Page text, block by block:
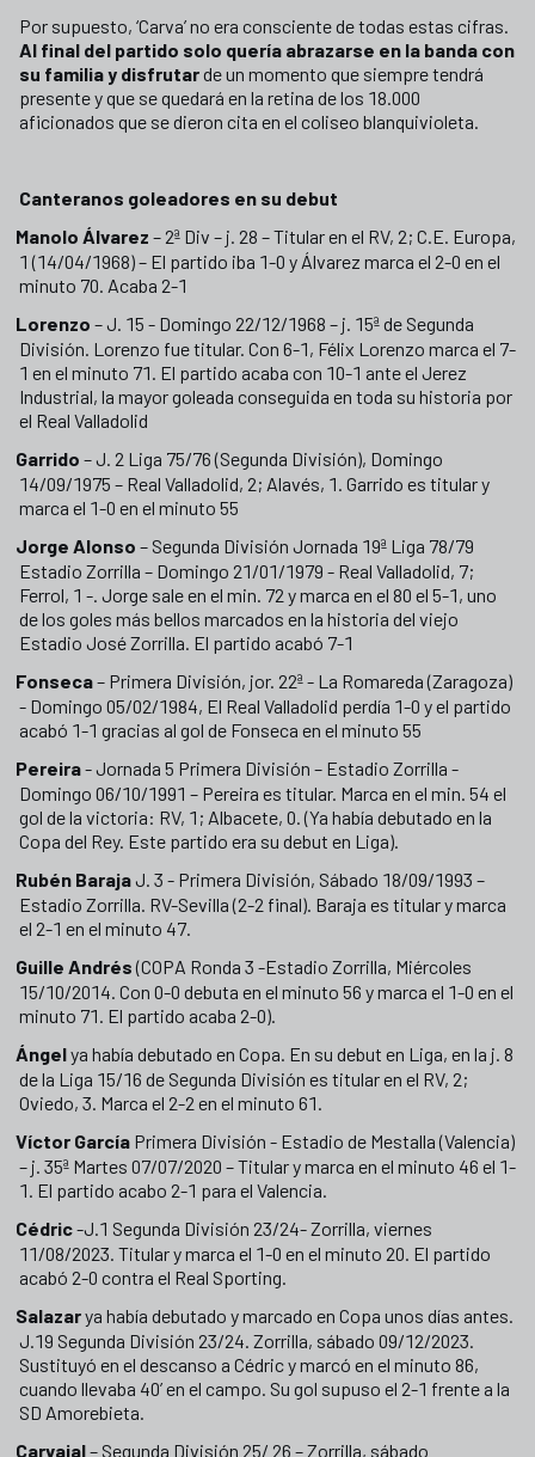
Por supuesto, ‘Carva’ no era consciente de todas estas cifras.
Al final del partido solo quería abrazarse en la banda con
su familia y disfrutarde un momento que siempre tendrá
presente y que se quedará en la retina de los 18.000
aficionados que se dieron cita en el coliseo blanquivioleta.
Canteranos goleadores en su debut
Manolo Álvarez – 2ª Div – j. 28 – Titular en el RV, 2; C.E. Europa,
1 (14/04/1968) – El partido iba 1-0 y Álvarez marca el 2-0 en el
minuto 70. Acaba 2-1
Lorenzo – ­J. 15 - Domingo 22/12/1968 – j. 15ª de Segunda
División. Lorenzo fue titular. Con 6-1, Félix Lorenzo marca el 7-
1 en el minuto 71. El partido acaba con 10-1 ante el Jerez
Industrial, la mayor goleada conseguida en toda su historia por
el Real Valladolid
Garrido – J. 2 Liga 75/76 (Segunda División), Domingo
14/09/1975 – Real Valladolid, 2; Alavés, 1. Garrido es titular y
marca el 1-0 en el minuto 55
Jorge Alonso – Segunda División Jornada 19ª Liga 78/79
Estadio Zorrilla – Domingo 21/01/1979 - Real Valladolid, 7;
Ferrol, 1 -. Jorge sale en el min. 72 y marca en el 80 el 5-1, uno
de los goles más bellos marcados en la historia del viejo
Estadio José Zorrilla. El partido acabó 7-1
Fonseca– Primera División, jor. 22ª - La Romareda (Zaragoza)
- Domingo 05/02/1984, El Real Valladolid perdía 1-0 y el partido
acabó 1-1 gracias al gol de Fonseca en el minuto 55
Pereira- Jornada 5 Primera División – Estadio Zorrilla -
Domingo 06/10/1991 – Pereira es titular. Marca en el min. 54 el
gol de la victoria: RV, 1; Albacete, 0. (Ya había debutado en la
Copa del Rey. Este partido era su debut en Liga).
Rubén BarajaJ. 3 - Primera División, Sábado 18/09/1993 –
Estadio Zorrilla. RV-Sevilla (2-2 final). Baraja es titular y marca
el 2-1 en el minuto 47.
Guille Andrés(COPA Ronda 3 -Estadio Zorrilla, Miércoles
15/10/2014. Con 0-0 debuta en el minuto 56 y marca el 1-0 en el
minuto 71. El partido acaba 2-0).
Ángelya había debutado en Copa. En su debut en Liga, en la j. 8
de la Liga 15/16 de Segunda División es titular en el RV, 2;
Oviedo, 3. Marca el 2-2 en el minuto 61.
Víctor García Primera División - Estadio de Mestalla (Valencia)
– j. 35ª Martes 07/07/2020 – Titular y marca en el minuto 46 el 1-
1. El partido acabo 2-1 para el Valencia.
Cédric-J.1 Segunda División 23/24- Zorrilla, viernes
11/08/2023. Titular y marca el 1-0 en el minuto 20. El partido
acabó 2-0 contra el Real Sporting.
Salazarya había debutado y marcado en Copa unos días antes.
J.19 Segunda División 23/24. Zorrilla, sábado 09/12/2023.
Sustituyó en el descanso a Cédric y marcó en el minuto 86,
cuando llevaba 40’ en el campo. Su gol supuso el 2-1 frente a la
SD Amorebieta.
Carvajal– Segunda División 25/ 26 – Zorrilla, sábado